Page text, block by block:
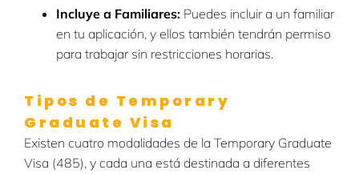
Incluye a Familiares: Puedes incluir a un familiar
en tu aplicación, y ellos también tendrán permiso
para trabajar sin restricciones horarias.
Tipos de Temporary
Graduate Visa
Existen cuatro modalidades de la Temporary Graduate
Visa (485), y cada una está destinada a diferentes